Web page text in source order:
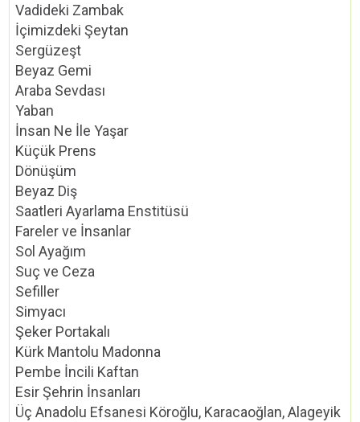
Vadideki Zambak
İçimizdeki Şeytan
Sergüzeşt
Beyaz Gemi
Araba Sevdası
Yaban
İnsan Ne İle Yaşar
Küçük Prens
Dönüşüm
Beyaz Diş
Saatleri Ayarlama Enstitüsü
Fareler ve İnsanlar
Sol Ayağım
Suç ve Ceza
Sefiller
Simyacı
Şeker Portakalı
Kürk Mantolu Madonna
Pembe İncili Kaftan
Esir Şehrin İnsanları
Üç Anadolu Efsanesi Köroğlu, Karacaoğlan, Alageyik